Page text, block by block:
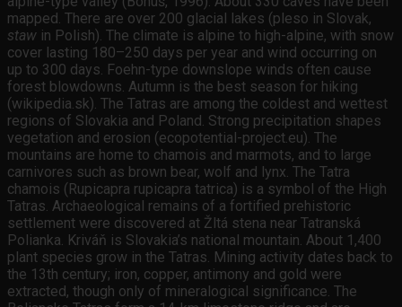
mapped. There are over 200 glacial lakes (pleso in Slovak,
staw in Polish). The climate is alpine to high-alpine, with snow
cover lasting 180–250 days per year and wind occurring on
up to 300 days. Foehn-type downslope winds often cause
forest blowdowns. Autumn is the best season for hiking
(wikipedia.sk). The Tatras are among the coldest and wettest
regions of Slovakia and Poland. Strong precipitation shapes
vegetation and erosion (ecopotential-project.eu). The
mountains are home to chamois and marmots, and to large
carnivores such as brown bear, wolf and lynx. The Tatra
chamois (Rupicapra rupicapra tatrica) is a symbol of the High
Tatras. Archaeological remains of a fortified prehistoric
settlement were discovered at Žltá stena near Tatranská
Polianka. Kriváň is Slovakia’s national mountain. About 1,400
plant species grow in the Tatras. Mining activity dates back to
the 13th century; iron, copper, antimony and gold were
extracted, though only of mineralogical significance. The